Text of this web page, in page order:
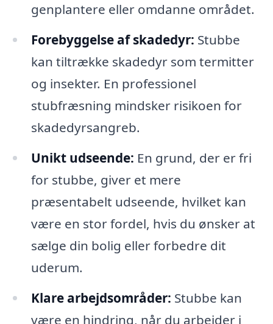
genplantere eller omdanne området.
Forebyggelse af skadedyr: Stubbe
kan tiltrække skadedyr som termitter
og insekter. En professionel
stubfræsning mindsker risikoen for
skadedyrsangreb.
Unikt udseende: En grund, der er fri
for stubbe, giver et mere
præsentabelt udseende, hvilket kan
være en stor fordel, hvis du ønsker at
sælge din bolig eller forbedre dit
uderum.
Klare arbejdsområder: Stubbe kan
være en hindring, når du arbejder i